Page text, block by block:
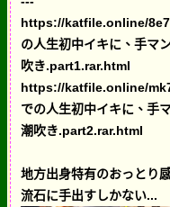
https://katfile.online/
の人生初中イキに、手マ
吹き.part1.rar.html
https://katfile.online/
での人生初中イキに、手
潮吹き.part2.rar.html
地方出身特有のおっとり
流石に手出すしかない...